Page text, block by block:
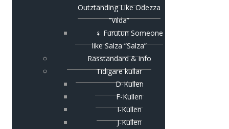
Outztanding Like Odezza
”Vilda”
♀ Furutun Someone
like Salza ”Salza”
Rasstandard & info
Tidigare kullar
D-Kullen
F-Kullen
I-Kullen
J-Kullen